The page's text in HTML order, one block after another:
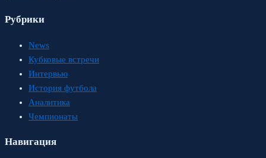
Рубрики
News
Кубковые встречи
Интервью
История футбола
Аналитика
Чемпионаты
Навигация